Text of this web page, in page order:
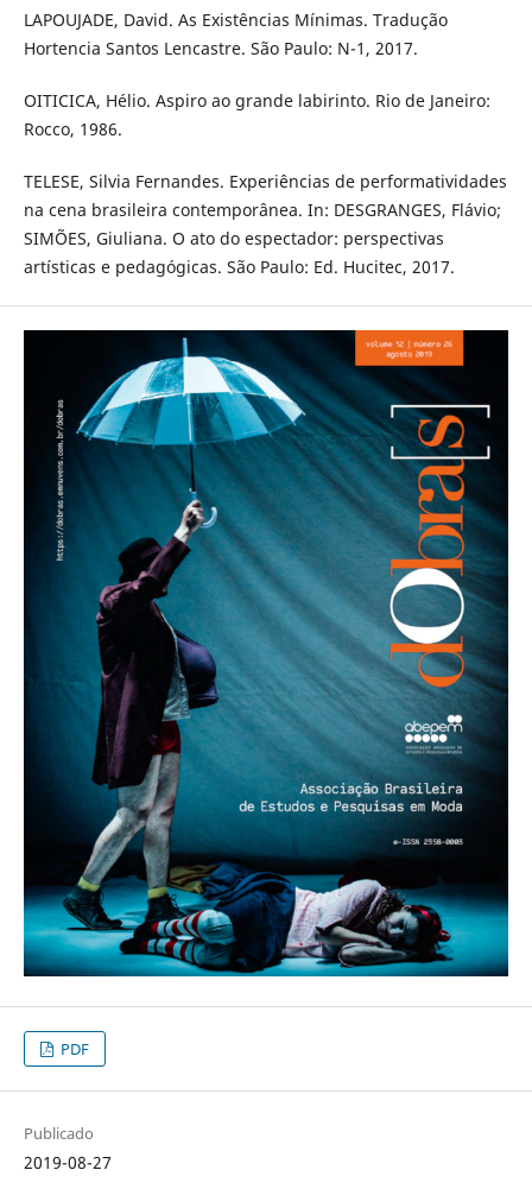
LAPOUJADE, David. As Existências Mínimas. Tradução
Hortencia Santos Lencastre. São Paulo: N-1, 2017.
OITICICA, Hélio. Aspiro ao grande labirinto. Rio de Janeiro:
Rocco, 1986.
TELESE, Silvia Fernandes. Experiências de performatividades
na cena brasileira contemporânea. In: DESGRANGES, Flávio;
SIMÕES, Giuliana. O ato do espectador: perspectivas
artísticas e pedagógicas. São Paulo: Ed. Hucitec, 2017.
PDF
Publicado
2019-08-27